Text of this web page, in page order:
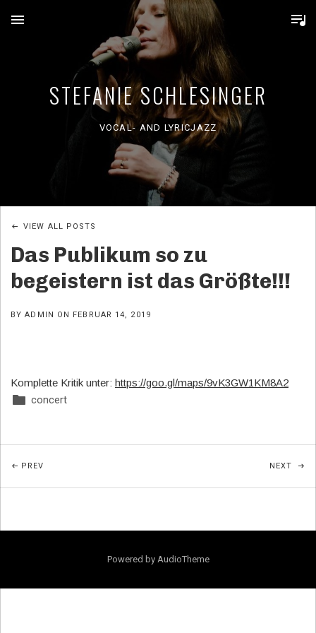
STEFANIE SCHLESINGER
VOCAL- AND LYRICJAZZ
Das Publikum so zu
begeistern ist das Größte!!!
BY ADMIN ON FEBRUAR 14, 2019
VIEW ALL POSTS
Komplette Kritik unter: https://goo.gl/maps/9vK3GW1KM8A2
concert
PREV NEXT
Powered by AudioTheme